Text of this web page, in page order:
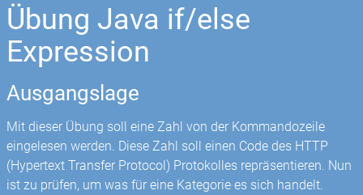
Übung Java if/else
Expression
Ausgangslage
Mit dieser Übung soll eine Zahl von der Kommandozeile
eingelesen werden. Diese Zahl soll einen Code des HTTP
(Hypertext Transfer Protocol) Protokolles repräsentieren. Nun
ist zu prüfen, um was für eine Kategorie es sich handelt.